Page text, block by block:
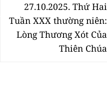
27.10.2025. Thứ Hai
Tuần XXX thường niên:
Lòng Thương Xót Của
Thiên Chúa